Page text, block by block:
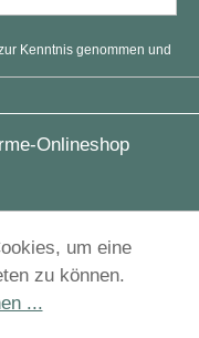
Kenntnis genommen und
Onlineshop
um eine
zu können.
...